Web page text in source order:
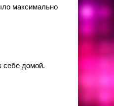
максимально
себе домой.